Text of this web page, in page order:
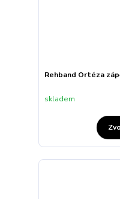
Rehband Ortéza
skladem